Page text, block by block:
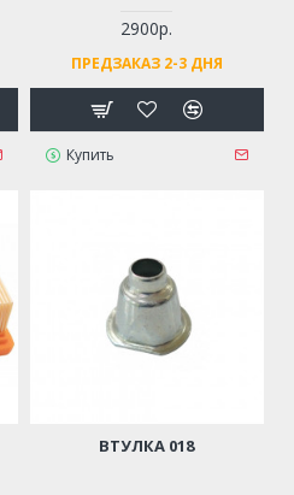
2900р.
ПРЕДЗАКАЗ 2-3 ДНЯ
Купить
ВТУЛКА 018